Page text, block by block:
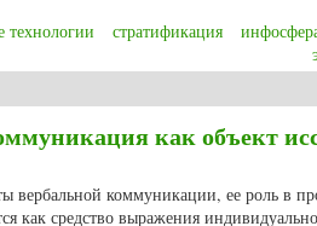
стратификация
как объект
вербальной коммуникации, ее роль в
как средство выражения